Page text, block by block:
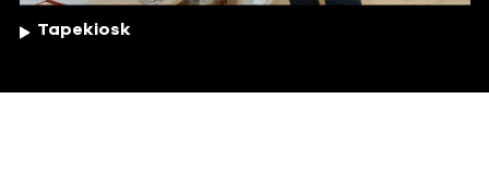
Tapekiosk